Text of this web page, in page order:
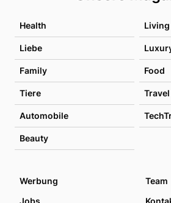
Health Living
Liebe
Family Food
Tiere Travel
Automobile
Beauty
Werbung
Team
Jobs